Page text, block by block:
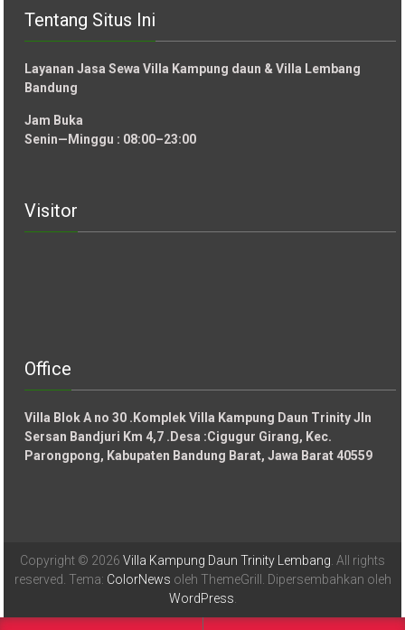
Tentang Situs Ini
Layanan Jasa Sewa Villa Kampung daun & Villa Lembang
Bandung
Jam Buka
Senin—Minggu : 08:00–23:00
Visitor
Office
Villa Blok A no 30 .Komplek Villa Kampung Daun Trinity Jln
Sersan Bandjuri Km 4,7 .Desa :Cigugur Girang, Kec.
Parongpong, Kabupaten Bandung Barat, Jawa Barat 40559
Copyright © 2026 Villa Kampung Daun Trinity Lembang. All rights
reserved. Tema: ColorNews oleh ThemeGrill. Dipersembahkan oleh
WordPress.